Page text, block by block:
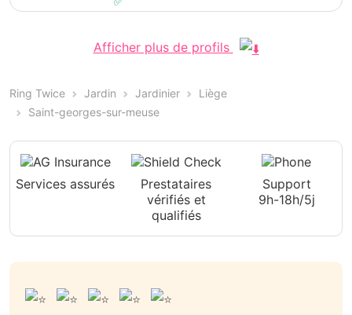
Afficher plus de profils
Ring Twice Jardin Jardinier
Liège
Saint-georges-sur-meuse
Services assurés
Prestataires
vérifiés et
qualifiés
Support
9h-18h/5j